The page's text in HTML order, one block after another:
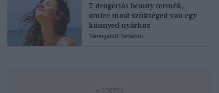
7 drogériás beauty termék,
amire most szükséged van egy
könnyed nyárhoz
Támogatott Tartalom